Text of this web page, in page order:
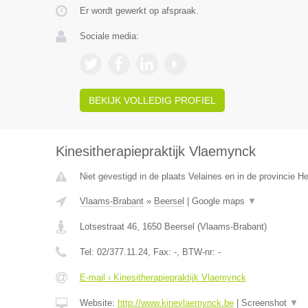
Er wordt gewerkt op afspraak.
Sociale media:
BEKIJK VOLLEDIG PROFIEL
Kinesitherapiepraktijk Vlaemynck
Niet gevestigd in de plaats Velaines en in de provincie
Vlaams-Brabant» Beersel Google maps ▼
Lotsestraat 46, 1650 Beersel (Vlaams-Brabant)
Tel: 02/377.11.24, Fax: -, BTW-nr: -
E-mail › Kinesitherapiepraktijk Vlaemynck
Website: http://www.kinevlaemynck.be| Screenshot ▼